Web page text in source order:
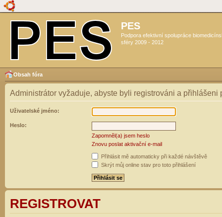
PES
Podpora efektivní spolupráce
sféry 2009 - 2012
Obsah fóra
Administrátor vyžaduje, abyste byli registrováni a přihlášeni
Uživatelské jméno:
Heslo:
Zapomněl(a) jsem heslo
Znovu poslat aktivační e-mail
Přihlásit mě automaticky při každé návštěvě
Skrýt můj online stav pro toto přihlášení
REGISTROVAT